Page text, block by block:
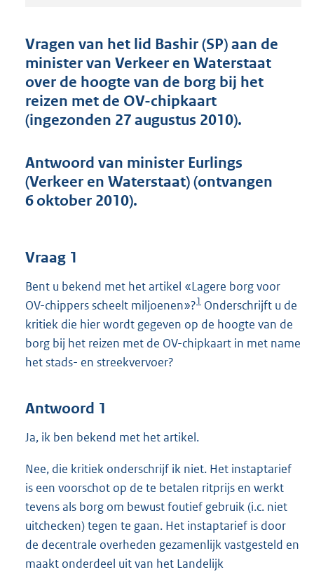
n
d
s
g
r
o
t
e
:
Vragen van het lid Bashir (SP) aan de
minister van Verkeer en Waterstaat
over de hoogte van de borg bij het
reizen met de OV-chipkaart
(ingezonden 27 augustus 2010).
Antwoord van minister Eurlings
(Verkeer en Waterstaat) (ontvangen
6 oktober 2010).
Vraag 1
Bent u bekend met het artikel «Lagere borg voor
OV-chippers scheelt miljoenen»?1 Onderschrijft u de
kritiek die hier wordt gegeven op de hoogte van de
borg bij het reizen met de OV-chipkaart in met name
het stads- en streekvervoer?
Antwoord 1
Ja, ik ben bekend met het artikel.
Nee, die kritiek onderschrijf ik niet. Het instaptarief
is een voorschot op de te betalen ritprijs en werkt
tevens als borg om bewust foutief gebruik (i.c. niet
uitchecken) tegen te gaan. Het instaptarief is door
de decentrale overheden gezamenlijk vastgesteld en
maakt onderdeel uit van het Landelijk